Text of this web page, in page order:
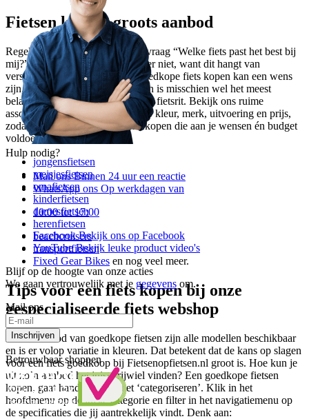
Fietsen kopen: groots aanbod
Regelmatig komt ‘ie voorbij; de vraag “Welke fiets past het best bij
mij?”. Een pasklaar antwoord is er niet, want dit hangt van
verschillende factoren af. Een goedkope fiets kopen kan een wens
zijn, maar een fiets op maat kopen is misschien wel het meest
belangrijke voor een comfortabele fietsrit. Bekijk ons ruime
assortiment en selecteer je fiets op kleur, merk, uitvoering en prijs,
zodat je een goedkope fiets kan kopen die aan je wensen én budget
voldoet. Bij ons vind je:
jongensfietsen
meisjesfietsen
omafietsen
kinderfietsen
damesfietsen
herenfietsen
beachcruisers
transportfietsen
Fixed Gear Bikes en nog veel meer.
Tips voor een fiets kopen bij onze
gespecialiseerde fiets webshop
In ons aanbod van goedkope fietsen zijn alle modellen beschikbaar
en is er volop variatie in kleuren. Dat betekent dat de kans op slagen
voor een fiets goedkoop bij Fietsenopfietsen.nl groot is. Hoe kun je
uit zo’n aanbod het juiste rijwiel vinden? Een goedkope fietsen
kopen, gaat hand in hand met ‘categoriseren’. Klik in het
hoofdmenu op de juiste categorie en filter in het navigatiemenu op
de specificaties die jij aantrekkelijk vindt. Denk aan:
Hulp nodig?
Mail onsBinnen 24 uur een reactie
WhatsApp ons Op werkdagen van
10:00 tot 17:00
FacebookBekijk ons op Facebook
YouTubeBekijk leuke product video's
Blijf op de hoogte van onze acties
We gaan vertrouwelijk met je gegevens om.
Mail ons
Inschrijven
Betrouwbaar shoppen